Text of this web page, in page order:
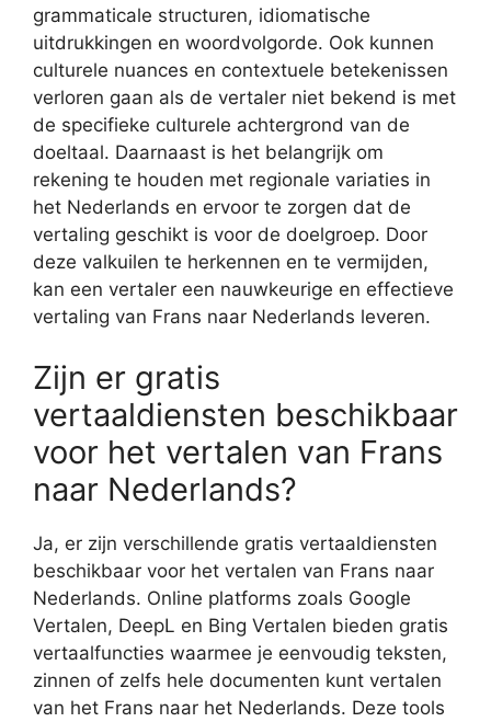
grammaticale structuren, idiomatische
uitdrukkingen en woordvolgorde. Ook kunnen
culturele nuances en contextuele betekenissen
verloren gaan als de vertaler niet bekend is met
de specifieke culturele achtergrond van de
doeltaal. Daarnaast is het belangrijk om
rekening te houden met regionale variaties in
het Nederlands en ervoor te zorgen dat de
vertaling geschikt is voor de doelgroep. Door
deze valkuilen te herkennen en te vermijden,
kan een vertaler een nauwkeurige en effectieve
vertaling van Frans naar Nederlands leveren.
Zijn er gratis
vertaaldiensten beschikbaar
voor het vertalen van Frans
naar Nederlands?
Ja, er zijn verschillende gratis vertaaldiensten
beschikbaar voor het vertalen van Frans naar
Nederlands. Online platforms zoals Google
Vertalen, DeepL en Bing Vertalen bieden gratis
vertaalfuncties waarmee je eenvoudig teksten,
zinnen of zelfs hele documenten kunt vertalen
van het Frans naar het Nederlands. Deze tools